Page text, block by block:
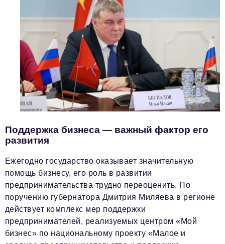
Поддержка бизнеса — важный фактор его
развития
Ежегодно государство оказывает значительную
помощь бизнесу, его роль в развитии
предпринимательства трудно переоценить. По
поручению губернатора Дмитрия Миляева в регионе
действует комплекс мер поддержки
предпринимателей, реализуемых центром «Мой
бизнес» по национальному проекту «Малое и